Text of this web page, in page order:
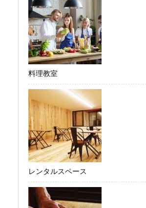
料理教室
レンタルスペース